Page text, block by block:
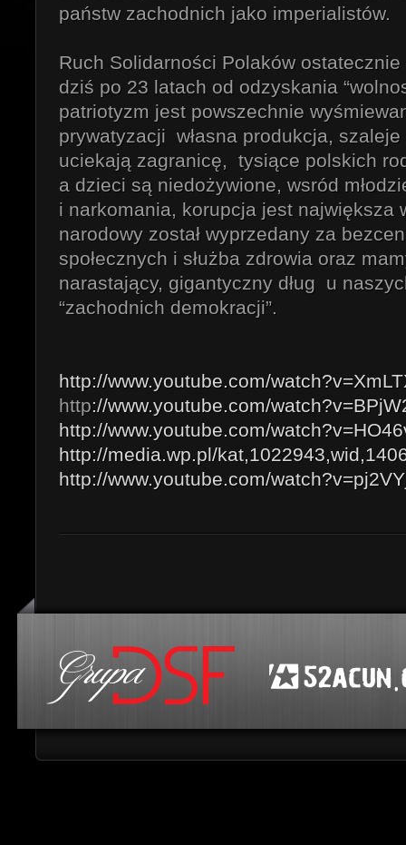
państw zachodnich jako imperialistów.
Ruch Solidarności Polaków
dziś po 23 latach od odzyskania
patriotyzm jest powszechnie
prywatyzacji własna produkcja,
uciekają zagranicę, tysiące polskich
a dzieci są niedożywione, wsród
i narkomania, korupcja jest największa
narodowy został wyprzedany za
społecznych i służba zdrowia oraz
narastający, gigantyczny dług u
“zachodnich demokracji”.
http://www.youtube.com/
http://www.youtube.com/
http://www.youtube.com/
http://media.wp.pl/
http://www.youtube.com/